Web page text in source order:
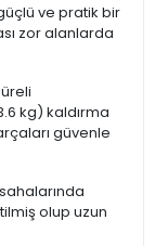
ve pratik bir
zor alanlarda
kg) kaldırma
güvenle
olup uzun